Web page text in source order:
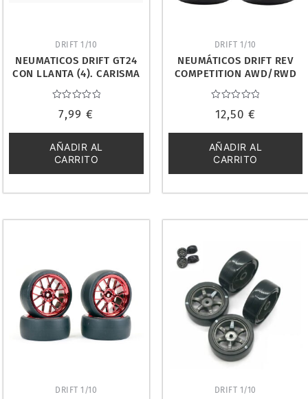
DRIFT 1/10
NEUMATICOS DRIFT GT24
CON LLANTA (4). CARISMA
16349
con
de
5
7,99€
AÑADIR AL
CARRITO
DRIFT 1/10
NEUMÁTICOS DRIFT REV
COMPETITION AWD/RWD
(4). OE0063
con
de
5
12,50 €
AÑADIR AL
CARRITO
DRIFT 1/10 DRIFT 1/10